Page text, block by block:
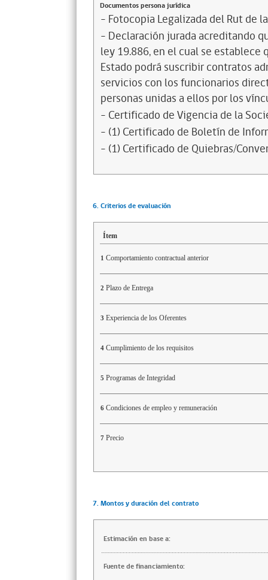
Documentos persona jurídica
- Fotocopia Legalizada del Rut de
- Declaración jurada acreditando
ley 19.886, en el cual se
Estado podrá suscribir contratos
servicios con los funcionarios
personas unidas a ellos por los
- Certificado de Vigencia de la
- (1) Certificado de Boletín de
- (1) Certificado de Quiebras/
6. Criterios de evaluación
Ítem
1 Comportamiento contractual anterior
2 Plazo de Entrega
3 Experiencia de los Oferentes
4 Cumplimiento de los requisitos
5 Programas de Integridad
6 Condiciones de empleo y remuneración
7 Precio
7. Montos y duración del contrato
Estimación en base a:
Fuente de financiamiento: